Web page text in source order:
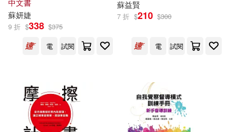
羅冠顯(39) (蘇)高爾基(38)
本書編寫組編(37) 林受勳(37)
上海交通大學出版社(225)
上海人民出版社(223)
台灣角川(217)
中文書
蘇妍婕
9 折 $338 $375
電
試閱
蘇益賢
7 折 $210 $300
電 試閱